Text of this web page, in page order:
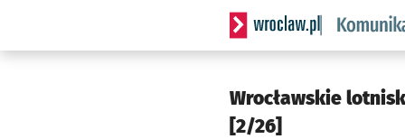
Serwis informacyjny
Wrocławskie
[2/26]